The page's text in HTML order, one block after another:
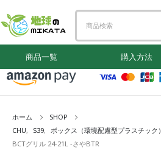
商品一覧 購入方法
ホーム
SHOP
CHU, S39, ボックス（環境配慮型プラスチック）
BCTグリル 24-21L -さやBTR